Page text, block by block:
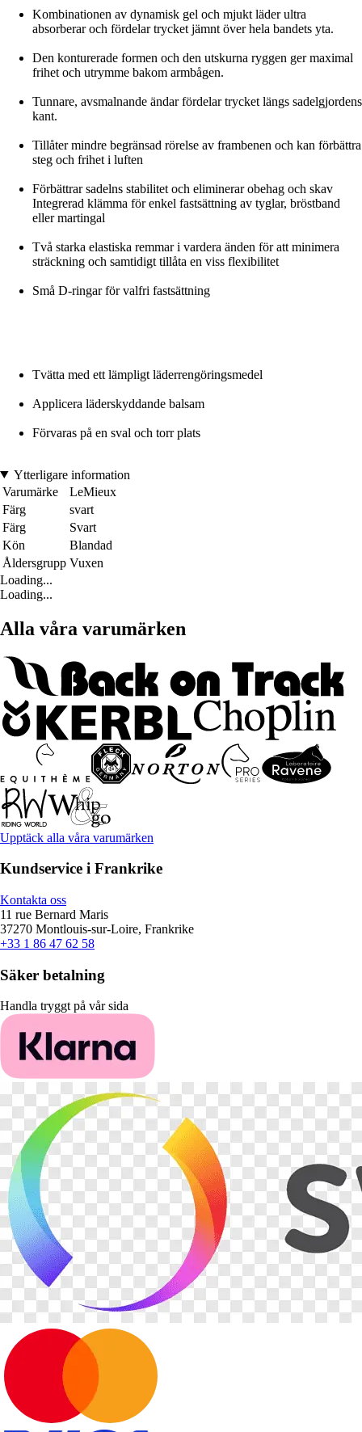
Kombinationen av dynamisk gel och mjukt läder ultra
absorberar och fördelar trycket jämnt över hela bandets yta.
Den konturerade formen och den utskurna ryggen ger maximal
frihet och utrymme bakom armbågen.
Tunnare, avsmalnande ändar fördelar trycket längs sadelgjordens
kant.
Tillåter mindre begränsad rörelse av frambenen och kan förbättra
steg och frihet i luften
Förbättrar sadelns stabilitet och eliminerar obehag och skav
Integrerad klämma för enkel fastsättning av tyglar, bröstband
eller martingal
Två starka elastiska remmar i vardera änden för att minimera
sträckning och samtidigt tillåta en viss flexibilitet
Små D-ringar för valfri fastsättning
Tvätta med ett lämpligt läderrengöringsmedel
Applicera läderskyddande balsam
Förvaras på en sval och torr plats
Ytterligare information
Varumärke
LeMieux
Färg
svart
Färg
Svart
Kön
Blandad
Åldersgrupp Vuxen
Loading...
Loading...
Alla våra varumärken
Upptäck alla våra varumärken
Kundservice i Frankrike
Kontakta oss
11 rue Bernard Maris
37270 Montlouis-sur-Loire, Frankrike
+33 1 86 47 62 58
Säker betalning
Handla tryggt på vår sida